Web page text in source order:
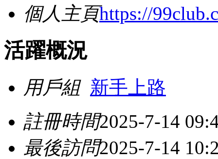
個人主頁https://
活躍概況
用戶組 新手上路
註冊時間2025-7-14
最後訪問2025-7-14